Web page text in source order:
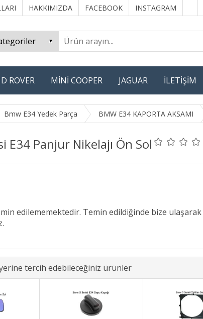
HAKKIMIZDA FACEBOOK INSTAGRAM
ROVER MİNİ COOPER JAGUAR İLETİŞİM
Bmw E34 Yedek Parça BMW E34 KAPORTA AKSAMI
E34 Panjur Nikelajı Ön Sol
edilememektedir. Temin edildiğinde bize ulaşarak
tercih edebileceğiniz ürünler